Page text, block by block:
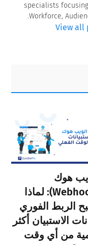
specialists focusing
Workforce,
View all
هوك
(Webhook): لماذا
الربط الفوري
الاستبيان أكثر
من أي وقت